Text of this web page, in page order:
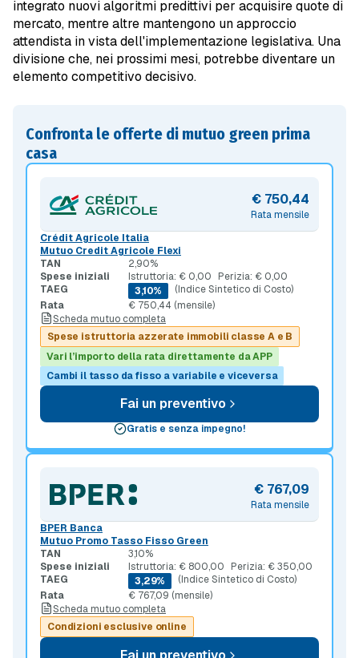
integrato nuovi algoritmi predittivi per acquisire quote di
mercato, mentre altre mantengono un approccio
attendista in vista dell'implementazione legislativa. Una
divisione che, nei prossimi mesi, potrebbe diventare un
elemento competitivo decisivo.
Confronta le offerte di mutuo green prima
casa
Rata mensile
€ 750,44
Crédit Agricole Italia
Mutuo Credit Agricole Flexi
TAN
2,90%
Spese iniziali
Istruttoria: € 0,00
Perizia: € 0,00
TAEG
3,10%
(Indice Sintetico di Costo)
Rata
€ 750,44 (mensile)
Scheda mutuo completa
Spese istruttoria azzerate immobili classe A e B
Vari l’importo della rata direttamente da APP
Cambi il tasso da fisso a variabile e viceversa
Fai un preventivo
Gratis e senza impegno!
Rata mensile
€ 767,09
BPER Banca
Mutuo Promo Tasso Fisso Green
TAN
3,10%
Spese iniziali
Istruttoria: € 800,00
Perizia: € 350,00
TAEG
3,29%
(Indice Sintetico di Costo)
Rata
€ 767,09 (mensile)
Scheda mutuo completa
Condizioni esclusive online